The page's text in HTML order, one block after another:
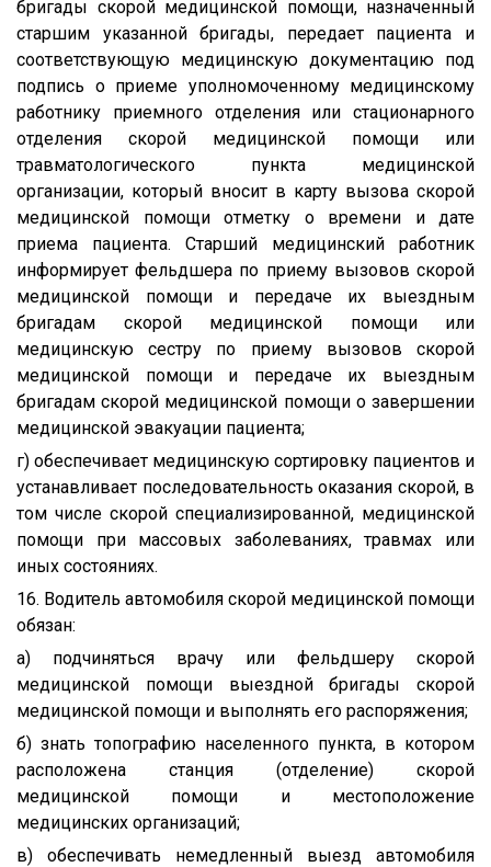
бригады скорой медицинской помощи, назначенный
старшим указанной бригады, передает пациента и
соответствующую медицинскую документацию под
подпись о приеме уполномоченному медицинскому
работнику приемного отделения или стационарного
отделения скорой медицинской помощи или
травматологического пункта медицинской
организации, который вносит в карту вызова скорой
медицинской помощи отметку о времени и дате
приема пациента. Старший медицинский работник
информирует фельдшера по приему вызовов скорой
медицинской помощи и передаче их выездным
бригадам скорой медицинской помощи или
медицинскую сестру по приему вызовов скорой
медицинской помощи и передаче их выездным
бригадам скорой медицинской помощи о завершении
медицинской эвакуации пациента;
г) обеспечивает медицинскую сортировку пациентов и
устанавливает последовательность оказания скорой, в
том числе скорой специализированной, медицинской
помощи при массовых заболеваниях, травмах или
иных состояниях.
16. Водитель автомобиля скорой медицинской помощи
обязан:
а) подчиняться врачу или фельдшеру скорой
медицинской помощи выездной бригады скорой
медицинской помощи и выполнять его распоряжения;
б) знать топографию населенного пункта, в котором
расположена станция (отделение) скорой
медицинской помощи и местоположение
медицинских организаций;
в) обеспечивать немедленный выезд автомобиля